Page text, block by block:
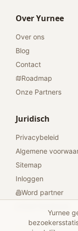
Over Yurnee
Over ons
Blog
Contact
Roadmap
Onze Partners
Juridisch
Privacybeleid
Algemene
Sitemap
Inloggen
Word partner
Yurnee